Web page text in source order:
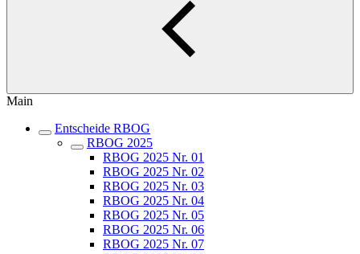
Main
Entscheide RBOG
RBOG 2025
RBOG 2025 Nr. 01
RBOG 2025 Nr. 02
RBOG 2025 Nr. 03
RBOG 2025 Nr. 04
RBOG 2025 Nr. 05
RBOG 2025 Nr. 06
RBOG 2025 Nr. 07